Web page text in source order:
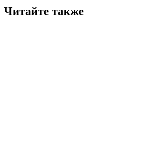
Читайте также